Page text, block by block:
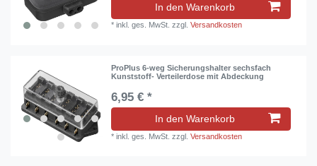
In den Warenkorb
*inkl. ges. MwSt. zzgl.Versandkosten
ProPlus 6-weg Sicherungshalter sechsfach
Kunststoff- Verteilerdose mit Abdeckung
6,95 € *
In den Warenkorb
*inkl. ges. MwSt. zzgl.Versandkosten